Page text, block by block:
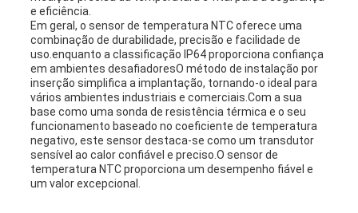
e eficiência.
Em geral, o sensor de temperatura NTC oferece uma
combinação de durabilidade, precisão e facilidade de
uso.enquanto a classificação IP64 proporciona confiança
em ambientes desafiadoresO método de instalação por
inserção simplifica a implantação, tornando-o ideal para
vários ambientes industriais e comerciais.Com a sua
base como uma sonda de resistência térmica e o seu
funcionamento baseado no coeficiente de temperatura
negativo, este sensor destaca-se como um transdutor
sensível ao calor confiável e preciso.O sensor de
temperatura NTC proporciona um desempenho fiável e
um valor excepcional.